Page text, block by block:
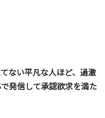
ない平凡な人ほど、過激
発信して承認欲求を満た